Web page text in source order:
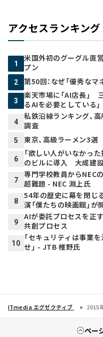
アクセスランキング
1
米国外初のグーグル直
プン
2 第50回：なぜ「優秀な
3
楽天市場に「AI店長」
るAIを必要としている」
4
私鉄沿線ランキング、
調査
5 東京、高級ラーメン3選
6
「欲しい人がいなかっ
のビルに導入 大成建
7
専門学校教員からNEC
超難題 - NEC 淵上氏
8
54年の歴史に幕を閉じ
演「僕たちの映画館」が
9
AIが委託プロセスを正
共創プロセス
10
「セキュリティは事業
せ」 - JTB 椎野氏
ITmedia エグゼクティブ 2015
ペー